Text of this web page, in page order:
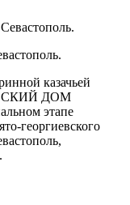
казачьей
ДОМ
этапе
георгиевского